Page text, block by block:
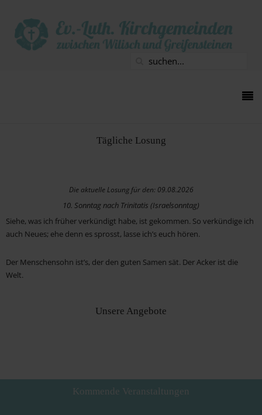
Tägliche Losung
Die aktuelle Losung für den: 09.08.2026
10. Sonntag nach Trinitatis (Israelsonntag)
Siehe, was ich früher verkündigt habe, ist gekommen. So verkündige ich
auch Neues; ehe denn es sprosst, lasse ich’s euch hören.
Der Menschensohn ist’s, der den guten Samen sät. Der Acker ist die
Welt.
Unsere Angebote
Kommende Veranstaltungen